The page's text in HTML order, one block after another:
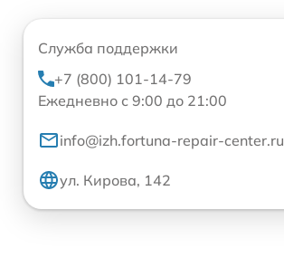
Служба поддержки
+7 (800) 101-14-79
Ежедневно с 9:00 до 21:00
info@izh.fortuna-repair-center.ru
ул. Кирова, 142